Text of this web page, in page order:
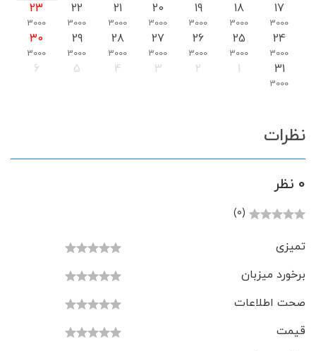
17
3000
18
3000
19
3000
20
3000
21
3000
22
3000
23
3000
24
3000
25
3000
26
3000
27
3000
28
3000
29
3000
30
3000
31
3000
1
2
3
4
5
6
نظرات
0 نظر
(0)
تمیزی
برخورد میزبان
صحت اطلاعات
قیمت